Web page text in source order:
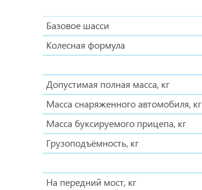
Базовое шасси
Колесная формула
Допустимая полная масса, кг
Масса снаряженного автомобиля, кг
Масса буксируемого прицепа, кг
Грузоподъёмность, кг
На передний мост, кг